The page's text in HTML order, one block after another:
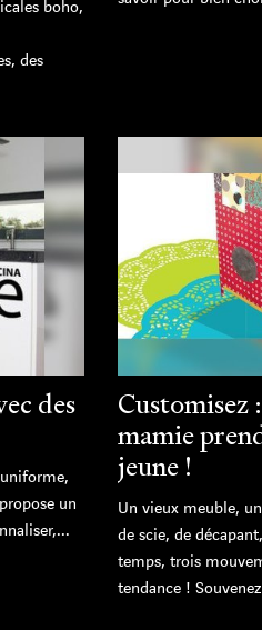
boho,
des
des
un
Customisez
mamie
jeune !
Un vieux meuble,
de scie, de
temps, trois
tendance !